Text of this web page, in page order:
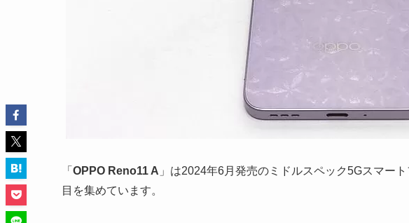
「 OPPO Reno11 A 」は2024年6月発売のミドルスペック5Gスマー
目を集めています。